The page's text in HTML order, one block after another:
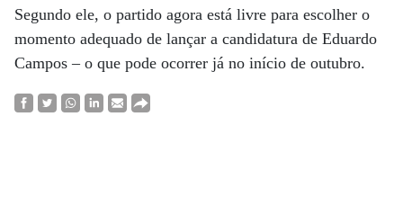
Segundo ele, o partido agora está livre para escolher o
momento adequado de lançar a candidatura de Eduardo
Campos – o que pode ocorrer já no início de outubro.